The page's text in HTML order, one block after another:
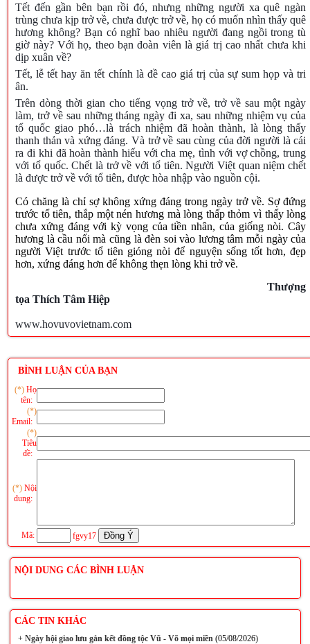
Tết đến gần bên bạn rồi đó, nhưng những người xa quê ngàn
trùng chưa kịp trở về, chưa được trở về, họ có muốn nhìn thấy quê
hương không? Bạn có nghĩ bao nhiêu người đang ngồi trong tù
giờ này? Với họ, theo bạn đoàn viên là giá trị cao nhất chưa khi
dịp xuân về?
Tết, lễ tết hay ăn tết chính là đề cao giá trị của sự sum họp và tri
ân.
Trên dòng thời gian cho tiếng vọng trở về, trở về sau một ngày
làm, trở về sau những tháng ngày đi xa, sau những nhiệm vụ của
tổ quốc giao phó…là trách nhiệm đã hoàn thành, là lòng thấy
thanh thản và xứng đáng. Và trở về sau cùng của đời người là cái
ra đi khi đã hoàn thành hiếu với cha mẹ, tình với vợ chồng, trung
với tổ quốc. Chết là trở về với tổ tiên. Người Việt quan niệm chết
là được trở về với tổ tiên, được hòa nhập vào nguồn cội.
Có chăng là chỉ sợ không xứng đáng trong ngày trở về. Sợ đứng
trước tổ tiên, thắp một nén hương mà lòng thấp thỏm vì thấy lòng
chưa xứng đáng với kỳ vọng của tiền nhân, của giống nòi. Cây
hương là cầu nối mà cũng là đèn soi vào lương tâm mỗi ngày của
người Việt trước tổ tiên gióng nòi để nguyện sống tốt hơn, đẹp
hơn, xứng đáng hơn để không thẹn lòng khi trở về.
Thượng
tọa Thích Tâm Hiệp
www.hovuvovietnam.com
BÌNH LUẬN CỦA BẠN
(*) Họ
tên:
(*)
Email:
(*)
Tiêu
đề:
(*) Nội
dung:
Mã: fgvy17
NỘI DUNG CÁC BÌNH LUẬN
CÁC TIN KHÁC
+Ngày hội giao lưu gắn kết đồng tộc Vũ - Võ mọi miền(05/08/2026)